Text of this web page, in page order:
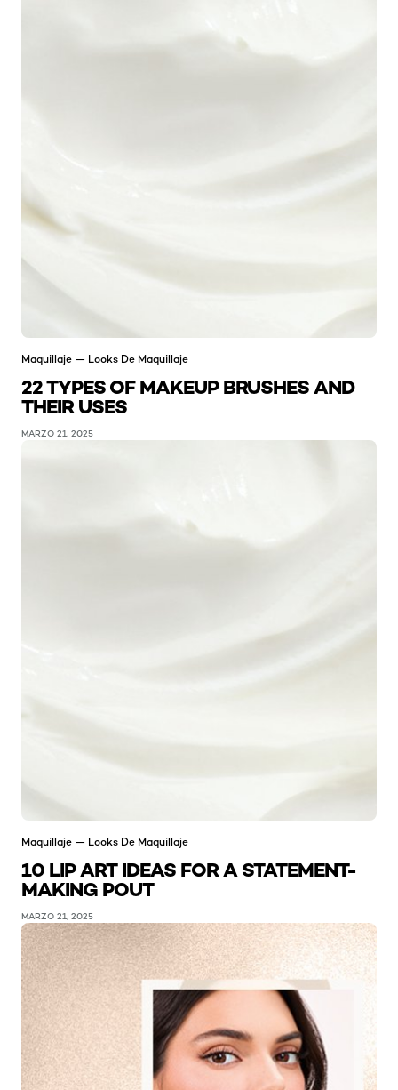
Maquillaje — Looks De Maquillaje
22 TYPES OF MAKEUP BRUSHES AND
THEIR USES
MARZO 21, 2025
Maquillaje — Looks De Maquillaje
10 LIP ART IDEAS FOR A STATEMENT-
MAKING POUT
MARZO 21, 2025